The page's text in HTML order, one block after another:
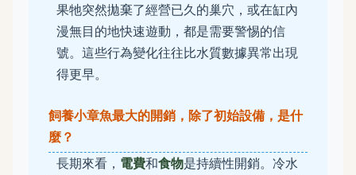
果牠突然拋棄了經營已久的巢穴，或在缸內
漫無目的地快速遊動，都是需要警惕的信
號。這些行為變化往往比水質數據異常出現
得更早。
飼養小章魚最大的開銷，除了初始設備，是什
麼？
長期來看， 電費和食物是持續性開銷。冷水